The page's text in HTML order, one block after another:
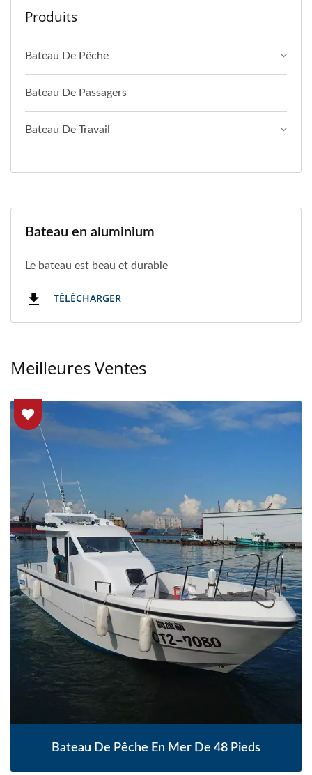
Produits
Bateau De Pêche
Bateau De Passagers
Bateau De Travail
Bateau en aluminium
Le bateau est beau et durable
TÉLÉCHARGER
Meilleures Ventes
Bateau De Pêche En Mer De 48 Pieds